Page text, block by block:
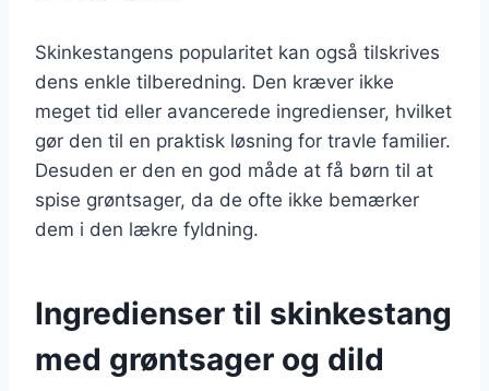
Skinkestangens popularitet kan også tilskrives
dens enkle tilberedning. Den kræver ikke
meget tid eller avancerede ingredienser, hvilket
gør den til en praktisk løsning for travle familier.
Desuden er den en god måde at få børn til at
spise grøntsager, da de ofte ikke bemærker
dem i den lækre fyldning.
Ingredienser til skinkestang
med grøntsager og dild